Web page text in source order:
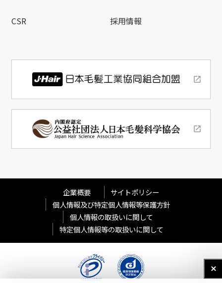
CSR 採用情報
企業概要
サイトポリシー
個人情報及び特定個人情報等保護方針
個人情報の取扱いに関して
特定個人情報等の取扱いに関して